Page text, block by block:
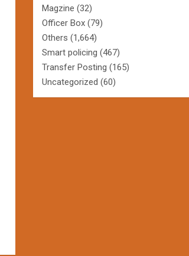
Magzine (32)
Officer Box (79)
Others (1,664)
Smart policing (467)
Transfer Posting (165)
Uncategorized (60)